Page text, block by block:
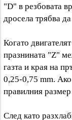
"D" в резбовата
дросела трябва
Когато
празнината "Z"
газта и края на
0,25-0,75 mm.
правилния
След като